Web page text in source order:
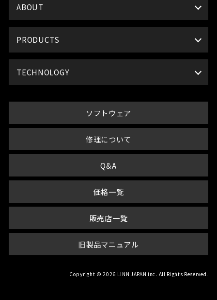
ABOUT
PRODUCTS
TECHNOLOGY
ソフトウェア
修理について
Q&A
価格一覧
販売店一覧
旧製品マニュアル
Copyright © 2026 LINN JAPAN inc. All Rights Reserved.